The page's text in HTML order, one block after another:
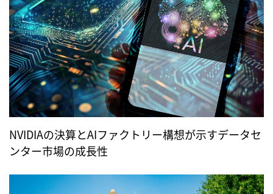
NVIDIAの決算とAIファクトリー構想が示すデータセ
ンター市場の成長性